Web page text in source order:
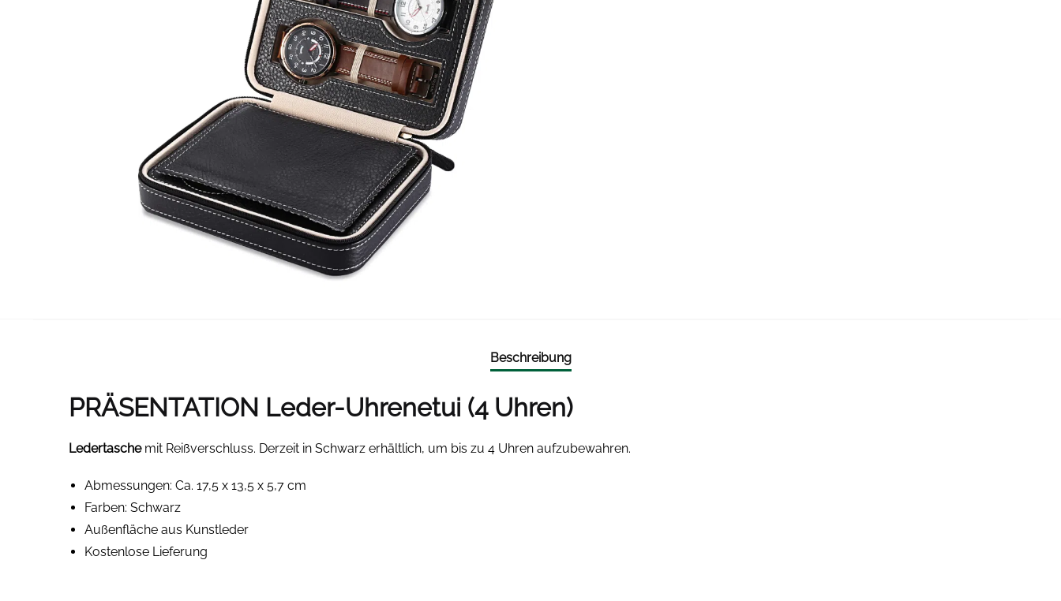
Beschreibung
PRÄSENTATION Leder-Uhrenetui (4 Uhren)
Ledertaschemit Reißverschluss. Derzeit in Schwarz erhältlich, um bis zu 4 Uhren aufzubewahren.
Abmessungen: Ca. 17,5 x 13,5 x 5,7 cm
Farben: Schwarz
Außenfläche aus Kunstleder
Kostenlose Lieferung